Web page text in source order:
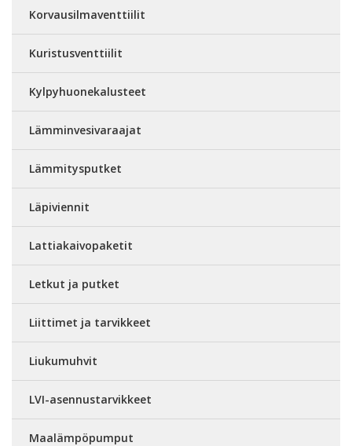
Korvausilmaventtiilit
Kuristusventtiilit
Kylpyhuonekalusteet
Lämminvesivaraajat
Lämmitysputket
Läpiviennit
Lattiakaivopaketit
Letkut ja putket
Liittimet ja tarvikkeet
Liukumuhvit
LVI-asennustarvikkeet
Maalämpöpumput